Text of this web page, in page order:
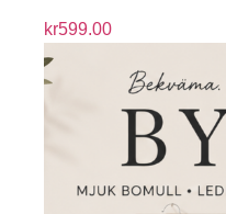
kr599.00